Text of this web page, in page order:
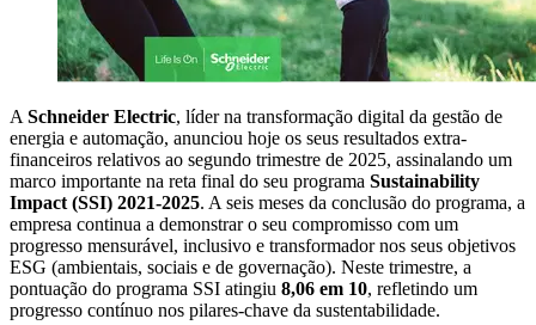
A Schneider Electric, líder na transformação digital da gestão de
energia e automação, anunciou hoje os seus resultados extra-
financeiros relativos ao segundo trimestre de 2025, assinalando um
marco importante na reta final do seu programa Sustainability
Impact (SSI) 2021-2025. A seis meses da conclusão do programa, a
empresa continua a demonstrar o seu compromisso com um
progresso mensurável, inclusivo e transformador nos seus objetivos
ESG (ambientais, sociais e de governação). Neste trimestre, a
pontuação do programa SSI atingiu 8,06 em 10, refletindo um
progresso contínuo nos pilares-chave da sustentabilidade.